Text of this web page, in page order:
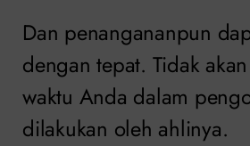
Dan penangananpun
dengan tepat. Tidak
waktu Anda dalam
dilakukan oleh ahlinya.